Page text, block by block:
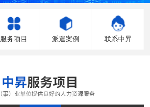
服务项目 派遣案例 联系中昇